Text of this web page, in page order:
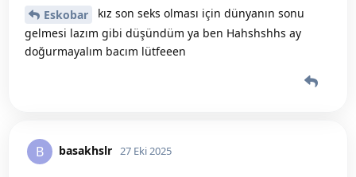
Eskobar
kız son seks olması için dünyanın sonu
gelmesi lazım gibi düşündüm ya ben Hahshshhs ay
doğurmayalım bacım lütfeeen
B basakhslr 27 Eki 2025